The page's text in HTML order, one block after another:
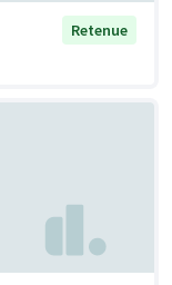
Retenue